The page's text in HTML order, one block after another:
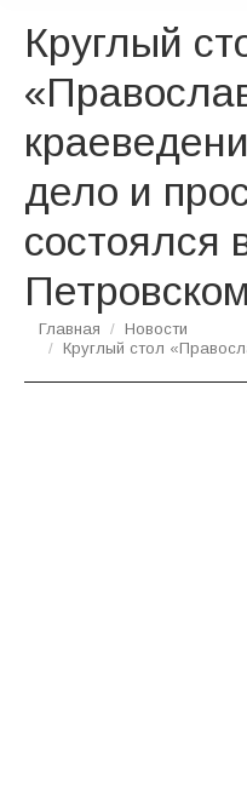
Круглый
дело и
состоялся
Вы здесь:
Главная
Новости
Круглый стол